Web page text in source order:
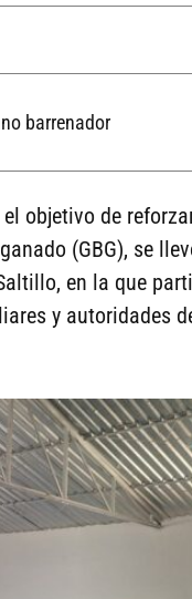
barrenador
objetivo de
(GBG), se
en la que
y autoridades